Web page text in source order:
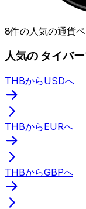
8件の人気の通貨
人気の タイバ
THBからUSDへ
THBからEURへ
THBからGBPへ